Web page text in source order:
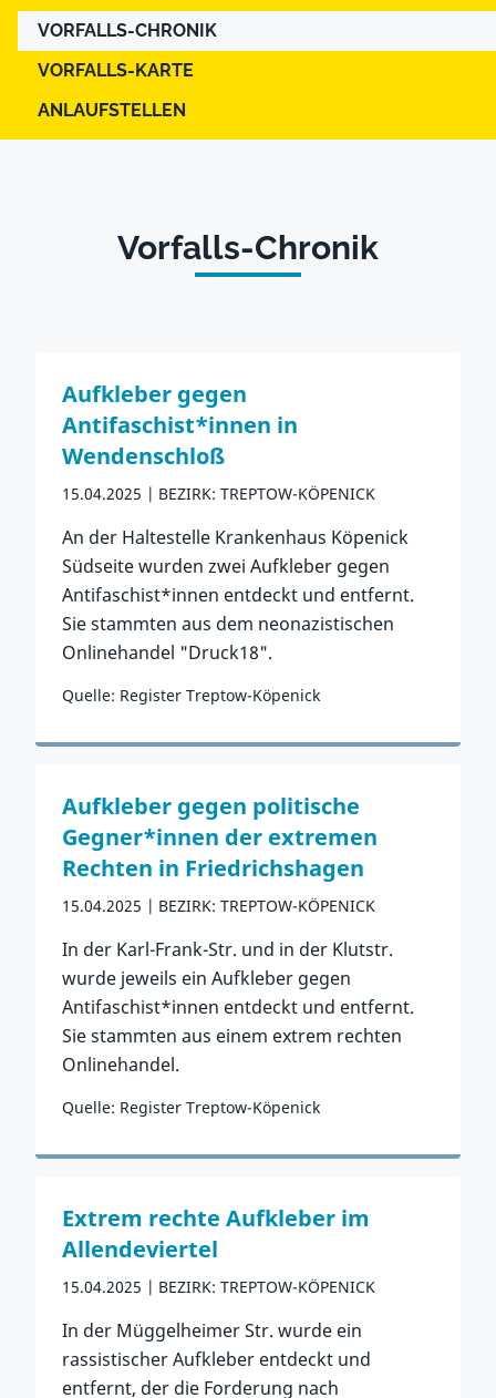
VORFALLS-CHRONIK
VORFALLS-KARTE
ANLAUFSTELLEN
Vorfalls-Chronik
Aufkleber gegen
Antifaschist*innen in
Wendenschloß
15.04.2025 BEZIRK: TREPTOW-KÖPENICK
An der Haltestelle Krankenhaus Köpenick
Südseite wurden zwei Aufkleber gegen
Antifaschist*innen entdeckt und entfernt.
Sie stammten aus dem neonazistischen
Onlinehandel "Druck18".
Quelle: Register Treptow-Köpenick
Zum Vorfall
Aufkleber gegen politische
Gegner*innen der extremen
Rechten in Friedrichshagen
15.04.2025 BEZIRK: TREPTOW-KÖPENICK
In der Karl-Frank-Str. und in der Klutstr.
wurde jeweils ein Aufkleber gegen
Antifaschist*innen entdeckt und entfernt.
Sie stammten aus einem extrem rechten
Onlinehandel.
Quelle: Register Treptow-Köpenick
Zum Vorfall
Extrem rechte Aufkleber im
Allendeviertel
15.04.2025 BEZIRK: TREPTOW-KÖPENICK
In der Müggelheimer Str. wurde ein
rassistischer Aufkleber entdeckt und
entfernt, der die Forderung nach